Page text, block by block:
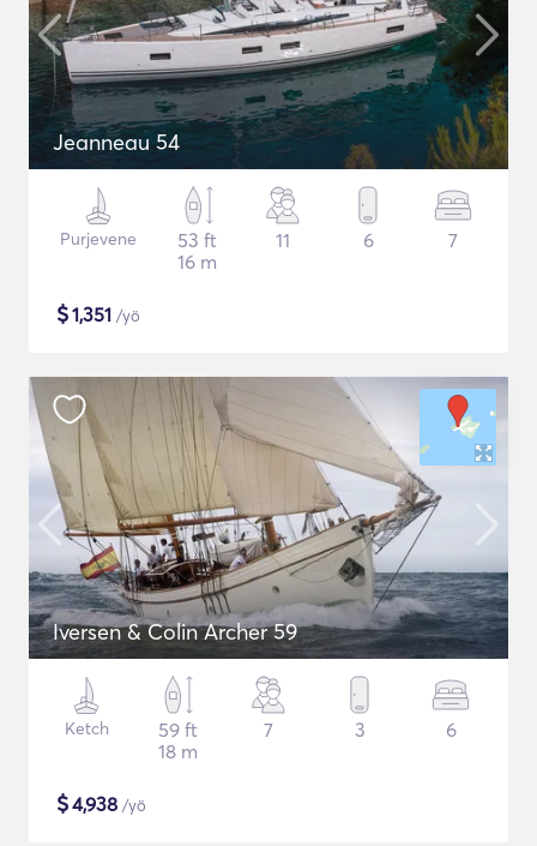
Jeanneau 54
Purjevene
53 ft
16 m
11 6 7
$1,351 /yö
Iversen & Colin Archer 59
Ketch
59 ft
18 m
7 3 6
$4,938 /yö